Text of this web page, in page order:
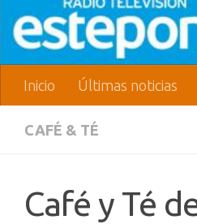
Inicio Últimas noticias
CAFÉ & TÉ
Café y Té